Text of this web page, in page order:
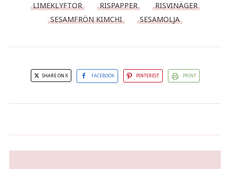
LIMEKLYFTOR
RISPAPPER
RISVINÄGER
SESAMFRÖN KIMCHI
SESAMOLJA
SHARE ON X FACEBOOK PINTEREST PRINT
glasnudelsallad